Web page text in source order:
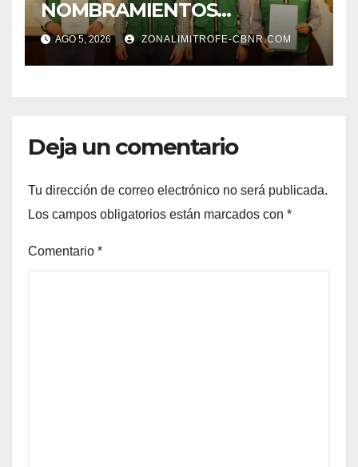
NOMBRAMIENTOS
FORTALECE GOBERNADOR
GABINETE
AGO 5, 2026 ZONALIMITROFE-CBNR.COM
Deja un comentario
Tu dirección de correo electrónico no será publicada.
Los campos obligatorios están marcados con *
Comentario *